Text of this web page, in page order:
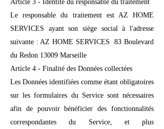
Article 3 - Identité du responsable du traitement
Le responsable du traitement est AZ HOME
SERVICES ayant son siège social à l'adresse
suivante : AZ HOME SERVICES 83 Boulevard
du Redon 13009 Marseille
Article 4 - Finalité des Données collectées
Les Données identifiées comme étant obligatoires
sur les formulaires du Service sont nécessaires
afin de pouvoir bénéficier des fonctionnalités
correspondantes du Service, et plus